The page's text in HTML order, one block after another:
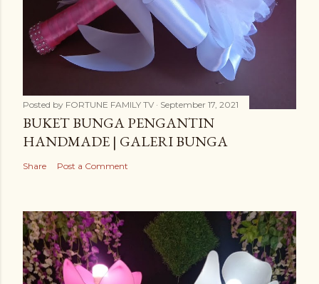
Posted by FORTUNE FAMILY TV September 17, 2021
BUKET BUNGA PENGANTIN
HANDMADE | GALERI BUNGA
Share Post a Comment